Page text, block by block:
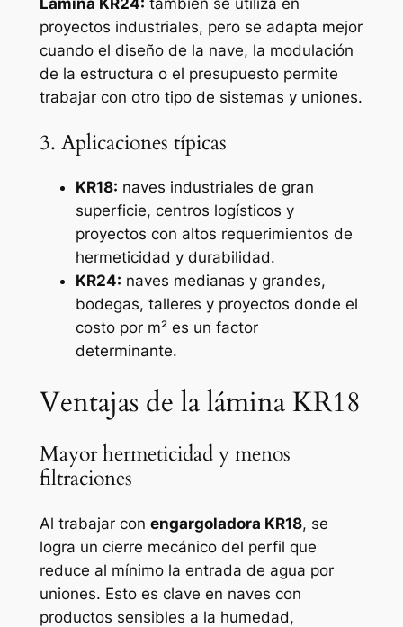
Lámina KR24: también se utiliza en
proyectos industriales, pero se adapta mejor
cuando el diseño de la nave, la modulación
de la estructura o el presupuesto permite
trabajar con otro tipo de sistemas y uniones.
3. Aplicaciones típicas
KR18: naves industriales de gran
superficie, centros logísticos y
proyectos con altos requerimientos de
hermeticidad y durabilidad.
KR24: naves medianas y grandes,
bodegas, talleres y proyectos donde el
costo por m² es un factor
determinante.
Ventajas de la lámina KR18
Mayor hermeticidad y menos
filtraciones
Al trabajar con engargoladora KR18, se
logra un cierre mecánico del perfil que
reduce al mínimo la entrada de agua por
uniones. Esto es clave en naves con
productos sensibles a la humedad,